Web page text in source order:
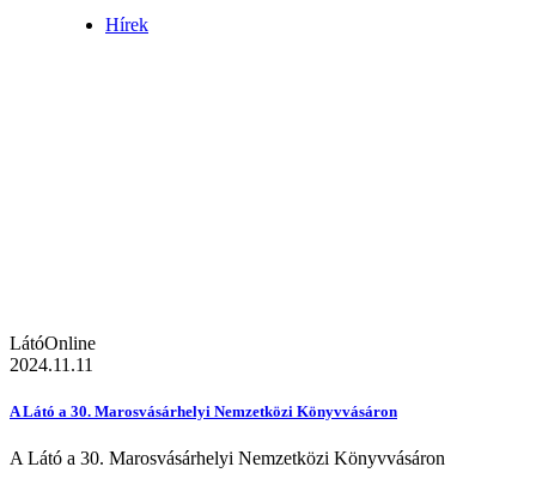
Hírek
LátóOnline
2024.11.11
A Látó a 30. Marosvásárhelyi Nemzetközi Könyvvásáron
A Látó a 30. Marosvásárhelyi Nemzetközi Könyvvásáron